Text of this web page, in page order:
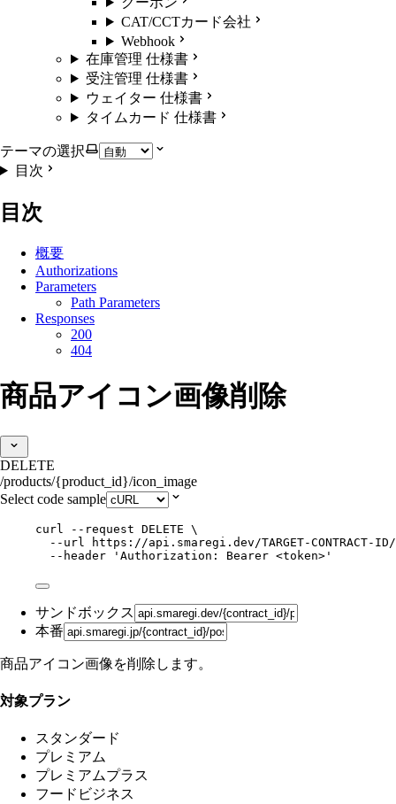
CAT/CCTカード会社
Webhook
在庫管理 仕様書
受注管理 仕様書
ウェイター 仕様書
タイムカード 仕様書
テーマの選択
目次
目次
概要
Authorizations
Parameters
Path Parameters
Responses
200
404
商品アイコン画像削除
DELETE
/products/{product_id}/icon_image
Select code sample
curl --request DELETE \
--url
https://api.smaregi.dev/TARGET-CONTRACT-
--header
' Authorization: Bearer <token> '
サンドボックス
本番
商品アイコン画像を削除します。
対象プラン
スタンダード
プレミアム
プレミアムプラス
フードビジネス